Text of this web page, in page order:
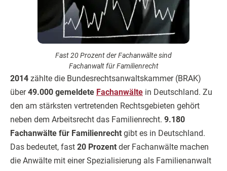
Fast 20 Prozent der Fachanwälte sind
Fachanwalt für Familienrecht
2014 zählte die Bundesrechtsanwaltskammer (BRAK)
über49.000 gemeldete Fachanwälte in Deutschland. Zu
den am stärksten vertretenden Rechtsgebieten gehört
neben dem Arbeitsrecht das Familienrecht. 9.180
Fachanwälte für Familienrecht gibt es in Deutschland.
Das bedeutet, fast 20 Prozent der Fachanwälte machen
die Anwälte mit einer Spezialisierung als Familienanwalt